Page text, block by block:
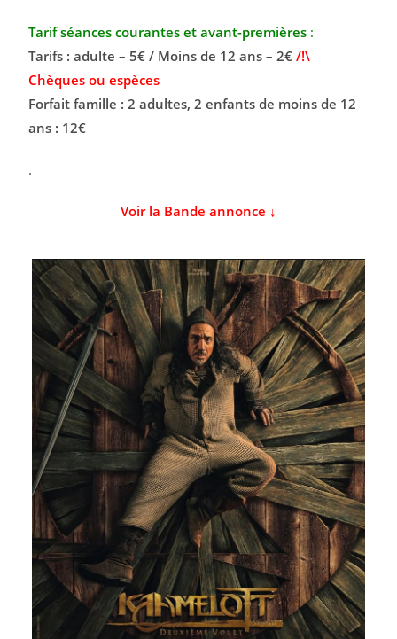
Tarif séances courantes et avant-premières :
Tarifs : adulte – 5€ / Moins de 12 ans – 2€/!\
Chèques ou espèces
Forfait famille : 2 adultes, 2 enfants de moins de 12
ans : 12€
.
Voir la Bande annonce ↓